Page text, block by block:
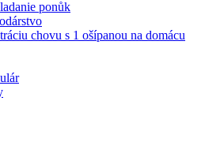
ponůk
chovu s 1 ošípanou na domácu